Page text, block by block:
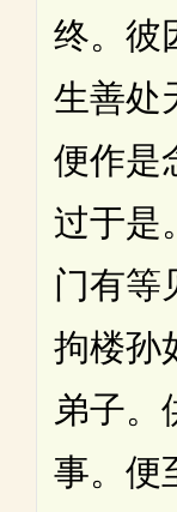
终。彼
生善处
便作是
过于是
门有等
拘楼孙
弟子。
事。便